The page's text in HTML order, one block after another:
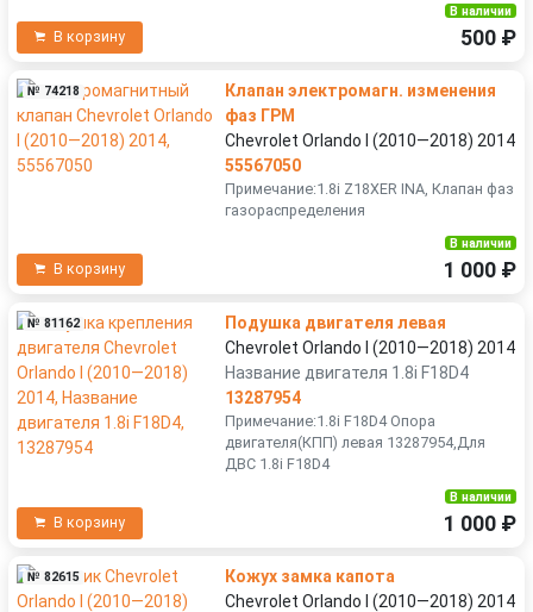
В корзину
В наличии
500 ₽
№ 74218
Клапан электромагн. изменения
фаз ГРМ
Chevrolet Orlando I (2010—2018) 2014
55567050
Примечание:1.8i Z18XER INA, Клапан фаз
газораспределения
В корзину
В наличии
1 000 ₽
№ 81162
Подушка двигателя левая
Chevrolet Orlando I (2010—2018) 2014
Название двигателя 1.8i F18D4
13287954
Примечание:1.8i F18D4 Опора
двигателя(КПП) левая 13287954,Для
ДВС 1.8i F18D4
В корзину
В наличии
1 000 ₽
№ 82615
Кожух замка капота
Chevrolet Orlando I (2010—2018) 2014